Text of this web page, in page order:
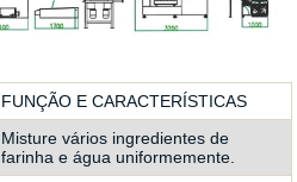
FUNÇÃO E CARACTERÍSTICAS
Misture vários ingredientes de
farinha e água uniformemente.